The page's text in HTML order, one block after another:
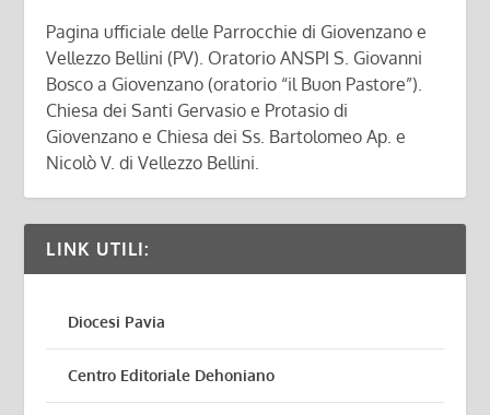
Pagina ufficiale delle Parrocchie di Giovenzano e
Vellezzo Bellini (PV). Oratorio ANSPI S. Giovanni
Bosco a Giovenzano (oratorio “il Buon Pastore”).
Chiesa dei Santi Gervasio e Protasio di
Giovenzano e Chiesa dei Ss. Bartolomeo Ap. e
Nicolò V. di Vellezzo Bellini.
LINK UTILI:
Diocesi Pavia
Centro Editoriale Dehoniano